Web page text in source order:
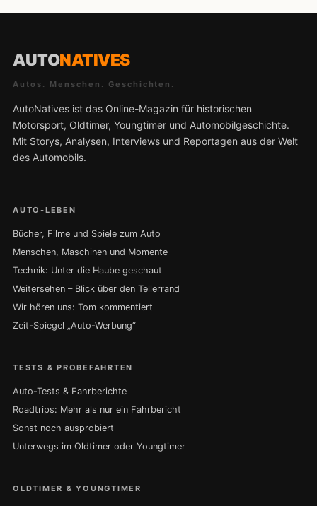
AUTONATIVES
Autos. Menschen. Geschichten.
AutoNatives ist das Online-Magazin für historischen
Motorsport, Oldtimer, Youngtimer und Automobilgeschichte.
Mit Storys, Analysen, Interviews und Reportagen aus der Welt
des Automobils.
AUTO-LEBEN
Bücher, Filme und Spiele zum Auto
Menschen, Maschinen und Momente
Technik: Unter die Haube geschaut
Weitersehen – Blick über den Tellerrand
Wir hören uns: Tom kommentiert
Zeit-Spiegel „Auto-Werbung“
TESTS & PROBEFAHRTEN
Auto-Tests & Fahrberichte
Roadtrips: Mehr als nur ein Fahrbericht
Sonst noch ausprobiert
Unterwegs im Oldtimer oder Youngtimer
OLDTIMER & YOUNGTIMER